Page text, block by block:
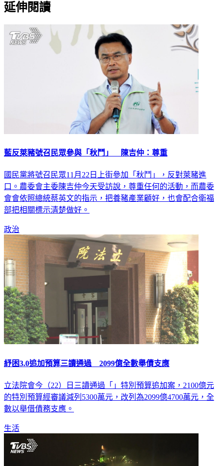
延伸閱讀
藍反萊豬號召民眾參與「秋鬥」 陳吉仲：尊重
國民黨將號召民眾11月22日上街參加「秋鬥」，反對萊豬進
口。農委會主委陳吉仲今天受訪說，尊重任何的活動，而農委
會會依照總統蔡英文的指示，把養豬產業顧好，也會配合衛福
部把相關標示清楚做好。
政治
紓困3.0追加預算三讀通過 2099億全數舉債支應
立法院會今（22）日三讀通過「」特別預算追加案，2100億元
的特別預算經審議減列5300萬元，改列為2099億4700萬元，全
數以舉借債務支應。
生活